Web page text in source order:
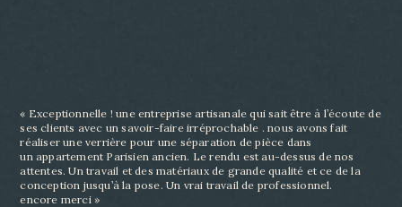
« Exceptionnelle ! une entreprise artisanale qui sait être à l’écoute de
ses clients avec un savoir-faire irréprochable . nous avons fait
réaliser une verrière pour une séparation de pièce dans
un appartement Parisien ancien. Le rendu est au-dessus de nos
attentes. Un travail et des matériaux de grande qualité et ce de la
conception jusqu’à la pose. Un vrai travail de professionnel.
encore merci »